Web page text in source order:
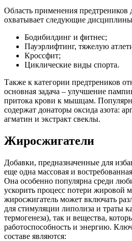
Область применения предтреников
охватывает следующие
Бодибилдинг и фитнес;
Пауэрлифтинг, тяжелую
Кроссфит;
Циклические виды спорта.
Также к категории предтреников
основная задача – улучшение
притока крови к мышцам.
содержат донаторы оксида азота:
агматин и экстракт свеклы.
Жиросжигатели
Добавки, предназначенные для
еще одна массовая и
Она особенно популярна среди
ускорить процесс потери жировой
жиросжигатель может включать
для стимуляции липолиза и траты
термогенеза), так и вещества,
работоспособность и энергию.
составе являются: